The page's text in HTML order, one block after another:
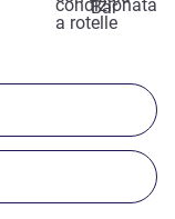
a rotelle
condizionata
Bar